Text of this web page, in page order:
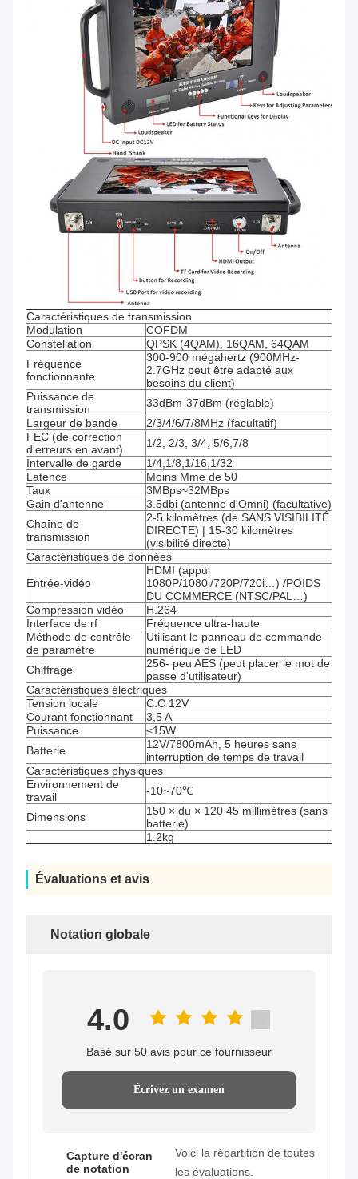
Caractéristiques de transmission
Modulation
COFDM
Constellation
QPSK (4QAM), 16QAM, 64QAM
Fréquence
fonctionnante
300-900 mégahertz (900MHz-
2.7GHz peut être adapté aux
besoins du client)
Puissance de
transmission
33dBm-37dBm (réglable)
Largeur de bande
2/3/4/6/7/8MHz (facultatif)
FEC (de correction
d'erreurs en avant)
1/2, 2/3, 3/4, 5/6,7/8
Intervalle de garde
1/4,1/8,1/16,1/32
Latence
Moins Mme de 50
Taux
3MBps~32MBps
Gain d'antenne
3.5dbi (antenne d'Omni) (facultative)
Chaîne de
transmission
2-5 kilomètres (de SANS VISIBILITÉ
DIRECTE) | 15-30 kilomètres
(visibilité directe)
Caractéristiques de données
Entrée-vidéo
HDMI (appui
1080P/1080i/720P/720i…) /POIDS
DU COMMERCE (NTSC/PAL…)
Compression vidéo
H.264
Interface de rf
Fréquence ultra-haute
Méthode de contrôle
de paramètre
Utilisant le panneau de commande
numérique de LED
Chiffrage
256- peu AES (peut placer le mot de
passe d'utilisateur)
Caractéristiques électriques
Tension locale
C.C 12V
Courant fonctionnant
3,5 A
Puissance
≤15W
Batterie
12V/7800mAh, 5 heures sans
interruption de temps de travail
Caractéristiques physiques
Environnement de
travail
-10~70℃
Dimensions
150 × du × 120 45 millimètres (sans
batterie)
1.2kg
Évaluations et avis
Notation globale
4.0
Basé sur 50 avis pour ce fournisseur
Écrivez un examen
Capture d'écran
de notation
Voici la répartition de toutes
les évaluations.